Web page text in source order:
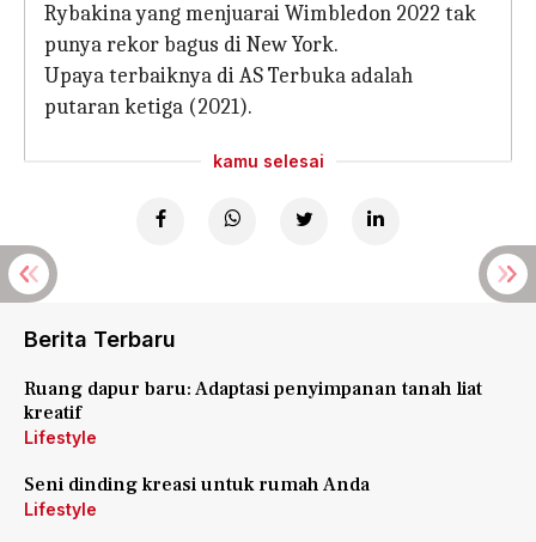
Rybakina yang menjuarai Wimbledon 2022 tak
punya rekor bagus di New York.
Upaya terbaiknya di AS Terbuka adalah
putaran ketiga (2021).
kamu selesai
Berita Terbaru
Ruang dapur baru: Adaptasi penyimpanan tanah liat
kreatif
Lifestyle
Seni dinding kreasi untuk rumah Anda
Lifestyle